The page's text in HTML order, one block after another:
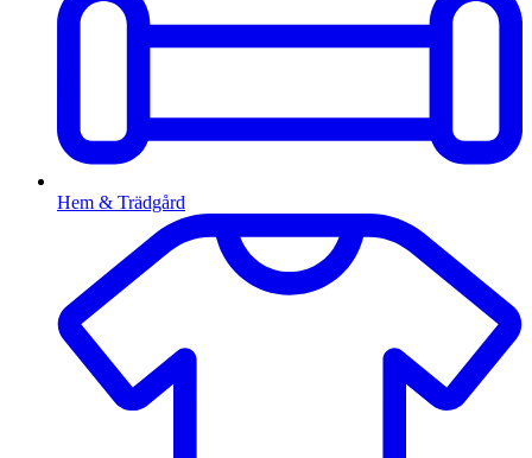
Hem & Trädgård